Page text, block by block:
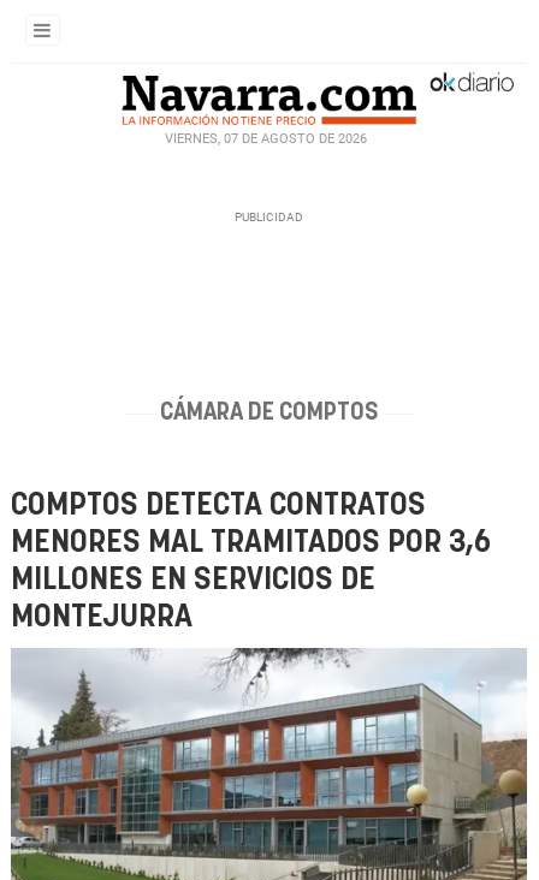
VIERNES, 07 DE AGOSTO DE 2026
CÁMARA DE COMPTOS
COMPTOS DETECTA CONTRATOS
MENORES MAL TRAMITADOS POR 3,6
MILLONES EN SERVICIOS DE
MONTEJURRA